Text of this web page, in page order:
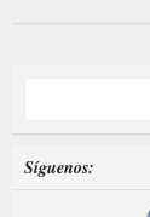
Síguenos: